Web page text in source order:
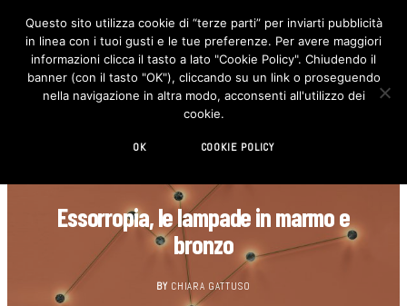
F
c
e
b
o
I
n
s
t
Essorropia, le lampade in marmo e
bronzo
BY CHIARA GATTUSO
Questo sito utilizza cookie di “terze parti” per inviarti pubblicità
in linea con i tuoi gusti e le tue preferenze. Per avere maggiori
informazioni clicca il tasto a lato "Cookie Policy". Chiudendo il
banner (con il tasto "OK"), cliccando su un link o proseguendo
nella navigazione in altra modo, acconsenti all'utilizzo dei
cookie.
OK COOKIE POLICY